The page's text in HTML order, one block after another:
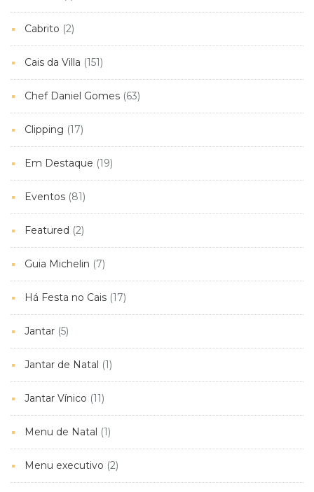
Cabrito (2)
Cais da Villa (151)
Chef Daniel Gomes (63)
Clipping (17)
Em Destaque (19)
Eventos (81)
Featured (2)
Guia Michelin (7)
Há Festa no Cais (17)
Jantar (5)
Jantar de Natal (1)
Jantar Vínico (11)
Menu de Natal (1)
Menu executivo (2)